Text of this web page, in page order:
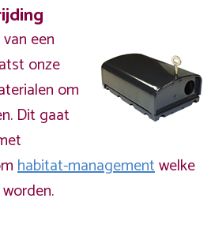
een
onze
om
Dit gaat
habitat-managementwelke